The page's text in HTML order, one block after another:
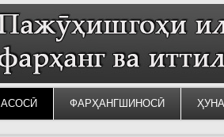
АСОСӢ ФАРҲАНГШИНОСӢ